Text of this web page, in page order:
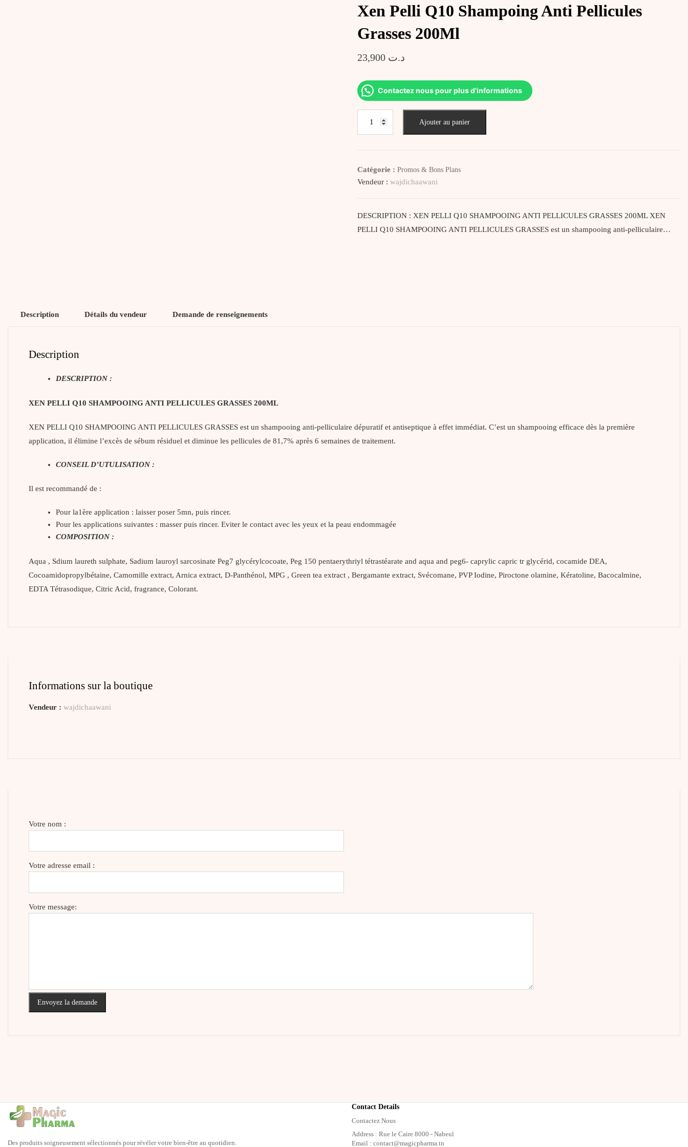
Xen Pelli Q10 Shampoing Anti Pellicules
Grasses 200Ml
د.ت
Contactez nous pour plus d'informations
Shampoing
Grasses
200Ml
Ajouter au panier
Catégorie :Promos & Bons Plans
Vendeur :wajdichaawani
DESCRIPTION : XEN PELLI Q10 SHAMPOOING ANTI PELLICULES GRASSES 200ML XEN
PELLI Q10 SHAMPOOING ANTI PELLICULES GRASSES est un shampooing anti-pelliculaire…
Description Détails du vendeur Demande de renseignements
Description
DESCRIPTION :
XEN PELLI Q10 SHAMPOOING ANTI PELLICULES GRASSES 200ML
XEN PELLI Q10 SHAMPOOING ANTI PELLICULES GRASSES est un shampooing anti-pelliculaire dépuratif et antiseptique à effet immédiat. C’est un shampooing efficace dès la première
application, il élimine l’excès de sébum résiduel et diminue les pellicules de 81,7% après 6 semaines de traitement.
CONSEIL D’UTULISATION :
Il est recommandé de :
Pour la1ère application : laisser poser 5mn, puis rincer.
Pour les applications suivantes : masser puis rincer. Eviter le contact avec les yeux et la peau endommagée
COMPOSITION :
Aqua , Sdium laureth sulphate, Sadium lauroyl sarcosinate Peg7 glycérylcocoate, Peg 150 pentaerythriyl tétrastéarate and aqua and peg6- caprylic capric tr glycérid, cocamide DEA,
Cocoamidopropylbétaine, Camomille extract, Arnica extract, D-Panthénol, MPG , Green tea extract , Bergamante extract, Svécomane, PVP Iodine, Piroctone olamine, Kératoline, Bacocalmine,
EDTA Tétrasodique, Citric Acid, fragrance, Colorant.
Informations sur la boutique
Vendeur : wajdichaawani
Votre nom :
Votre adresse email :
Votre message:
Envoyez la demande
Des produits soigneusement sélectionnés pour révéler votre bien-être au quotidien.
Contact Details
Contactez Nous
Address : Rue le Caire 8000 - Nabeul
Email : contact@magicpharma.tn